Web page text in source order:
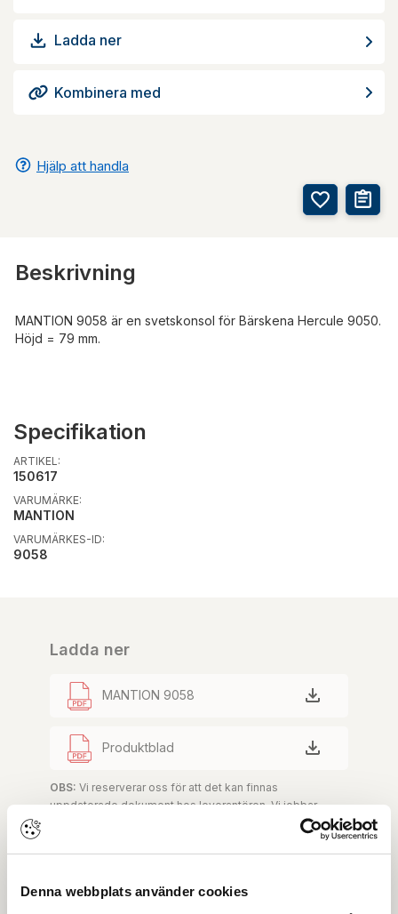
Denna webbplats använder cookies
Ladda ner
Kombinera med
Hjälp att handla
Beskrivning
MANTION 9058 är en svetskonsol för Bärskena Hercule 9050.
Höjd = 79 mm.
Specifikation
ARTIKEL:
150617
VARUMÄRKE:
MANTION
VARUMÄRKES-ID:
9058
Ladda ner
MANTION 9058
Produktblad
OBS: Vi reserverar oss för att det kan finnas
uppdaterade dokument hos leverantören. Vi jobbar
löpande med att säkerställa att våra dokument är så